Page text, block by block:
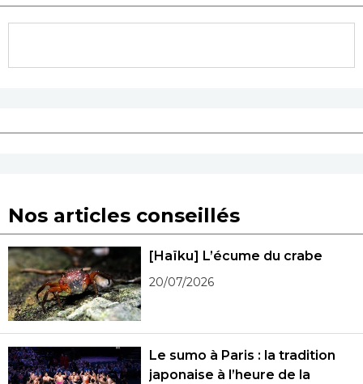
Nos articles conseillés
[Haïku] L’écume du crabe
20/07/2026
Le sumo à Paris : la tradition
japonaise à l’heure de la